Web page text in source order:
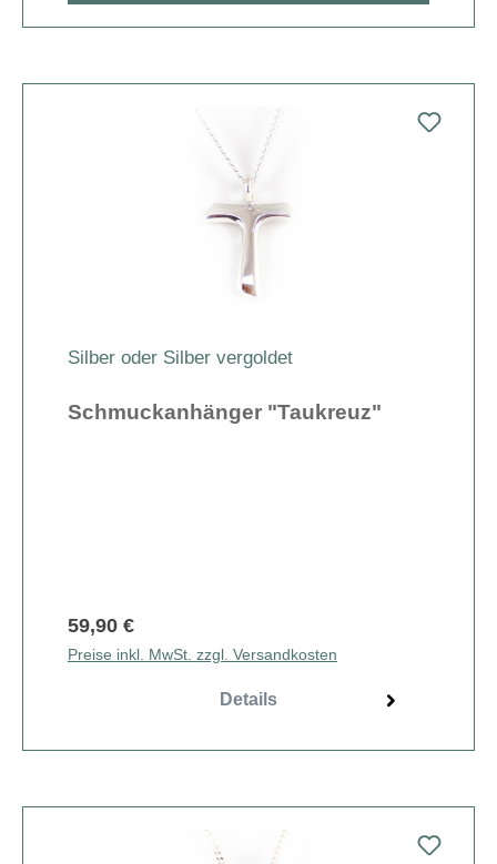
Silber oder Silber vergoldet
Schmuckanhänger "Taukreuz"
59,90 €
Preise inkl. MwSt. zzgl. Versandkosten
Details